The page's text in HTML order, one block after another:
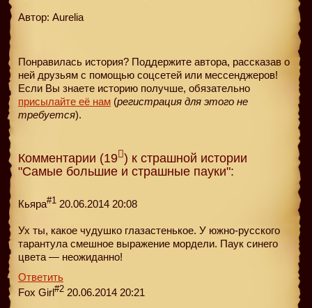
Автор: Aurelia
Понравилась история? Поддержите автора, рассказав о
ней друзьям с помощью соцсетей или мессенджеров!
Если Вы знаете историю получше, обязательно
присылайте её нам (регистрация для этого не
требуется).
Комментарии (19 ) к страшной истории
"Самые большие и страшные пауки":
Кьяра#1 20.06.2014 20:08
Ух ты, какое чудушко глазастенькое. У южно-русского
тарантула смешное выражение мордели. Паук синего
цвета — неожиданно!
Ответить
Fox Girl#2 20.06.2014 20:21